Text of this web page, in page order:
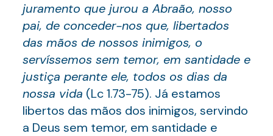
juramento que jurou a Abraão, nosso
pai, de conceder-nos que, libertados
das mãos de nossos inimigos, o
servíssemos sem temor, em santidade e
justiça perante ele, todos os dias da
nossa vida (Lc 1.73-75). Já estamos
libertos das mãos dos inimigos, servindo
a Deus sem temor, em santidade e